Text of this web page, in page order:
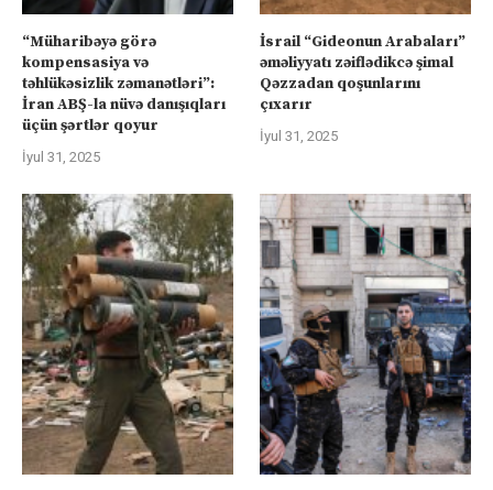
“Müharibəyə görə
kompensasiya və
təhlükəsizlik zəmanətləri”:
İran ABŞ-la nüvə danışıqları
üçün şərtlər qoyur
İyul 31, 2025
İsrail “Gideonun Arabaları”
əməliyyatı zəiflədikcə şimal
Qəzzadan qoşunlarını
çıxarır
İyul 31, 2025